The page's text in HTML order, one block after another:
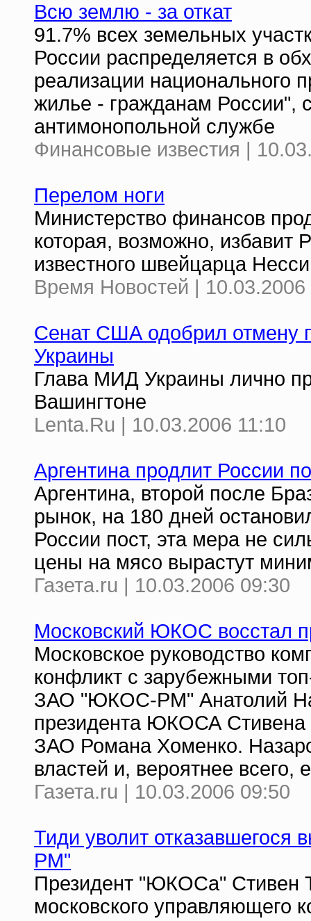
Всю землю - за откат
91.7% всех земельных
России распределяется в
реализации национального
жилье - гражданам России",
антимонопольной службе
Финансовые известия |
Перелом ноги
Министерство финансов
которая, возможно, избавит
известного швейцарца
Время Новостей | 10.03.2006
Сенат США одобрил отмену
Украины
Глава МИД Украины лично
Вашингтоне
Lenta.Ru | 10.03.2006 11:10
Аргентина продлит России
Аргентина, второй после
рынок, на 180 дней
России пост, эта мера не
цены на мясо вырастут
Газета.ru | 10.03.2006 09:30
Московский ЮКОС восстал
Московское руководство
конфликт с зарубежными
ЗАО "ЮКОС-РМ" Анатолий
президента ЮКОСА Стивена
ЗАО Романа Хоменко.
властей и, вероятнее всего,
Газета.ru | 10.03.2006 09:50
Тиди уволит
РМ"
Президент "ЮКОСа" Стивен
московского управляющего